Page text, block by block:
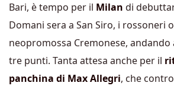
Bari, è tempo per il Milan di
Domani sera a San Siro, i rossoneri
neopromossa Cremonese, andando
tre punti. Tanta attesa anche per il
panchina di Max Allegri, che